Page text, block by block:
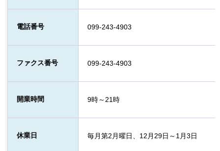
電話番号 099-243-4903
ファクス番号 099-243-4903
開業時間 9時～21時
休業日 毎月第2月曜日、12月29日～1月3日